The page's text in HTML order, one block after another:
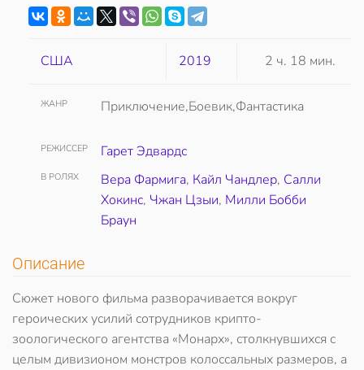
США 2019 2 ч. 18 мин.
ЖАНР Приключение,Боевик,Фантастика
РЕЖИССЕР Гарет Эдвардс
В РОЛЯХ Вера Фармига, Кайл Чандлер, Салли
Хокинс, Чжан Цзыи, Милли Бобби
Браун
Описание
Сюжет нового фильма разворачивается вокруг
героических усилий сотрудников крипто-
зоологического агентства «Монарх», столкнувшихся с
целым дивизионом монстров колоссальных размеров, а